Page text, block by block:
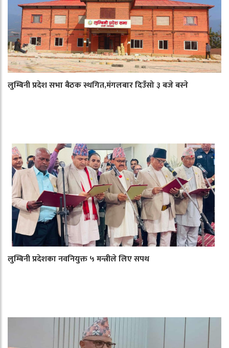
लुम्बिनी प्रदेश सभा बैठक स्थगित,मंगलबार दिउँसो ३ बजे बस्ने
लुम्बिनी प्रदेशका नवनियुक्त ५ मन्त्रीले लिए सपथ